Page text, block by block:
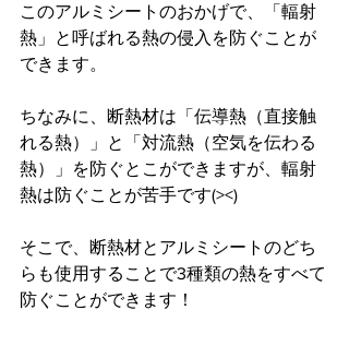
このアルミシートのおかげで、「輻射
熱」と呼ばれる熱の侵入を防ぐことが
できます。
ちなみに、断熱材は「伝導熱（直接触
れる熱）」と「対流熱（空気を伝わる
熱）」を防ぐとこができますが、輻射
熱は防ぐことが苦手です(><)
そこで、断熱材とアルミシートのどち
らも使用することで3種類の熱をすべて
防ぐことができます！